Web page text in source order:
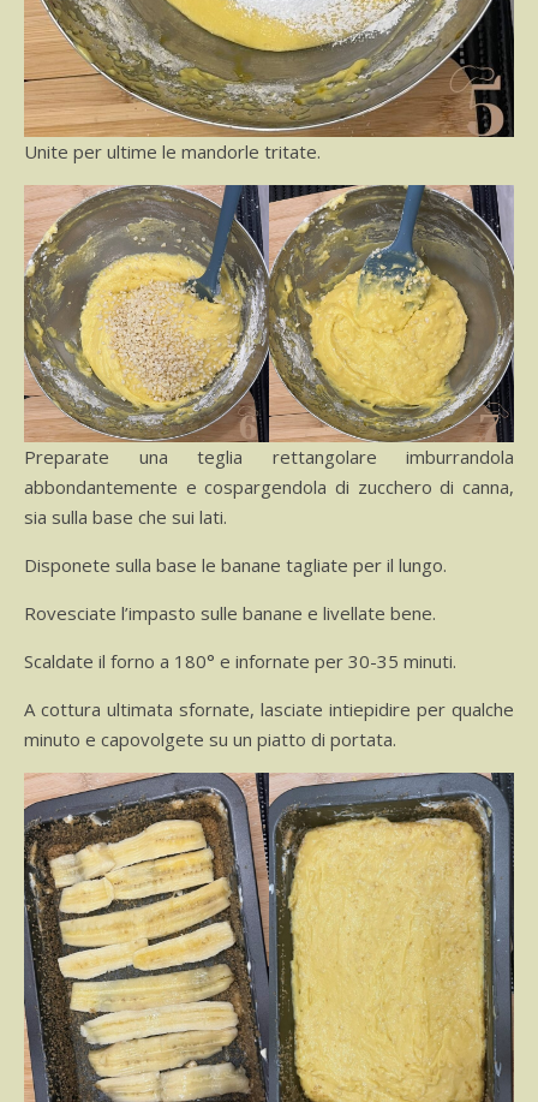
Unite per ultime le mandorle tritate.
Preparate una teglia rettangolare imburrandola
abbondantemente e cospargendola di zucchero di canna,
sia sulla base che sui lati.
Disponete sulla base le banane tagliate per il lungo.
Rovesciate l’impasto sulle banane e livellate bene.
Scaldate il forno a 180° e infornate per 30-35 minuti.
A cottura ultimata sfornate, lasciate intiepidire per qualche
minuto e capovolgete su un piatto di portata.